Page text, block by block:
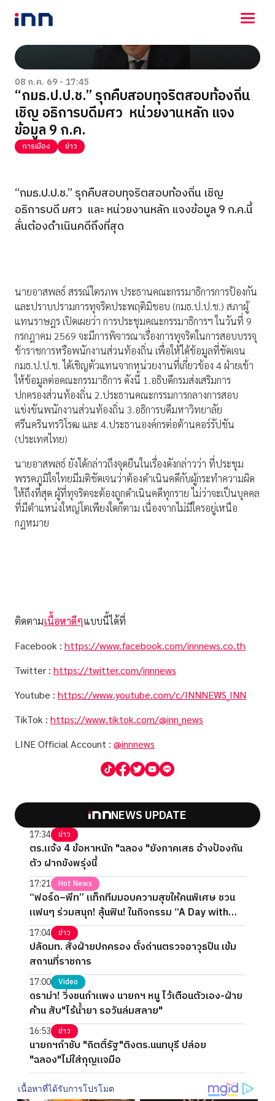
NEWS
ENTERTAINMENT
LIFESTYLE
HOROSCOPE
LOTTERY
VIDEO
ร่วมด้วยช่วยกัน
08 ก.ค. 69 - 17:45
“กมธ.ป.ป.ช.” รุกคืบสอบทุจริตสอบท้องถิ่น
เชิญ อธิการบดีมศว หน่วยงานหลัก แจง
ข้อมูล 9 ก.ค.
การเมือง ข่าว
“กมธ.ป.ป.ช.” รุกคืบสอบทุจริตสอบท้องถิ่น เชิญ
อธิการบดี มศว และ หน่วยงานหลัก แจงข้อมูล 9 ก.ค.นี้
ลั่นต้องดำเนินคดีถึงที่สุด
นายอาสพลธ์ สรรณ์ไตรภพ ประธานคณะกรรมาธิการการป้องกัน
และปราบปรามการทุจริตประพฤติมิชอบ (กมธ.ป.ป.ช.) สภาผู้
แทนราษฎร เปิดเผยว่า การประชุมคณะกรรมาธิการฯ ในวันที่ 9
กรกฎาคม 2569 จะมีการพิจารณาเรื่องการทุจริตในการสอบบรรจุ
ข้าราชการหรือพนักงานส่วนท้องถิ่น เพื่อให้ได้ข้อมูลที่ชัดเจน
กมธ.ป.ป.ช. ได้เชิญตัวแทนจากหน่วยงานที่เกี่ยวข้อง 4 ฝ่ายเข้า
ให้ข้อมูลต่อคณะกรรมาธิการ ดังนี้ 1.อธิบดีกรมส่งเสริมการ
ปกครองส่วนท้องถิ่น 2.ประธานคณะกรรมการกลางการสอบ
แข่งขันพนักงานส่วนท้องถิ่น 3.อธิการบดีมหาวิทยาลัย
ศรีนครินทรวิโรฒ และ 4.ประธานองค์กรต่อต้านคอร์รัปชัน
(ประเทศไทย)
นายอาสพลธ์ ยังได้กล่าวถึงจุดยืนในเรื่องดังกล่าวว่า ที่ประชุม
พรรคภูมิใจไทยมีมติชัดเจนว่าต้องดำเนินคดีกับผู้กระทำความผิด
ให้ถึงที่สุด ผู้ที่ทุจริตจะต้องถูกดำเนินคดีทุกราย ไม่ว่าจะเป็นบุคคล
ที่มีตำแหน่งใหญ่โตเพียงใดก็ตาม เนื่องจากไม่มีใครอยู่เหนือ
กฎหมาย
ติดตามเนื้อหาดีๆแบบนี้ได้ที่
Facebook : https://www.facebook.com/innnews.co.th
Twitter : https://twitter.com/innnews
Youtube : https://www.youtube.com/c/INNNEWS_INN
TikTok : https://www.tiktok.com/@inn_news
LINE Official Account : @innnews
NEWS UPDATE
17:34 ข่าว
ตร.แจ้ง 4 ข้อหาหนัก "ฉลอง "ยังภาคเสธ อ้างป้องกัน
ตัว ฝากขังพรุ่งนี้
17:21 Hot News
“ฟอร์ด–พีท” แท็กทีมมอบความสุขให้คนพิเศษ ชวน
แฟนๆ ร่วมสนุก! ลุ้นฟิน! ในกิจกรรม “A Day with
FORTPEAT Exclusive Fan Meet”
17:04 ข่าว
ปลัดมท. สั่งฝ่ายปกครอง ตั้งด่านตรวจอาวุธปืน เข้ม
สถานที่ราชการ
17:00 Video
ดราม่า! วิ่งชนกำแพง นายกฯ หนู ไว้เตือนตัวเอง-ฝ่าย
ค้าน สับ"ไร้น้ำยา รอวันล่มสลาย"
16:53 ข่าว
นายกฯกำชับ "กิตติ์รัฐ"ติงตร.นนทบุรี ปล่อย
"ฉลอง"ไม่ใส่กุญแจมือ